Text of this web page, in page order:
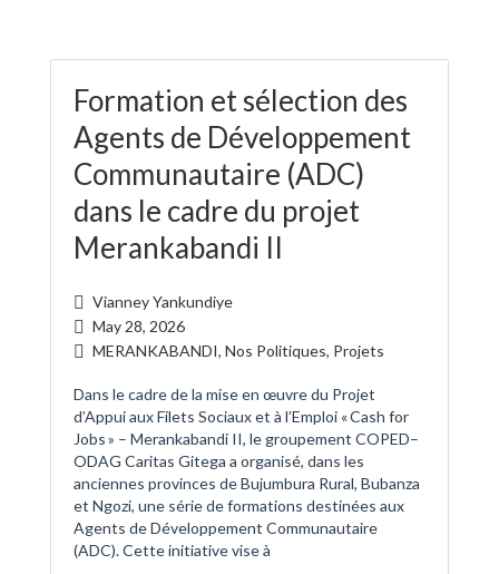
Formation et sélection des
Agents de Développement
Communautaire (ADC)
dans le cadre du projet
Merankabandi II
Vianney Yankundiye
May 28, 2026
MERANKABANDI, Nos Politiques, Projets
Dans le cadre de la mise en œuvre du Projet
d’Appui aux Filets Sociaux et à l’Emploi « Cash for
Jobs » – Merankabandi II, le groupement COPED–
ODAG Caritas Gitega a organisé, dans les
anciennes provinces de Bujumbura Rural, Bubanza
et Ngozi, une série de formations destinées aux
Agents de Développement Communautaire
(ADC). Cette initiative vise à